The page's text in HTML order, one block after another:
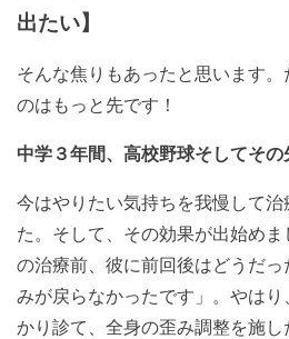
出たい】
そんな焦りもあったと思います
のはもっと先です！
中学３年間、高校野球そしてそ
今はやりたい気持ちを我慢して
た。 そして、その効果が出始めま
の治療前、彼に前回後はどうだっ
みが戻らなかったです」。 やはり
かり診て、全身の歪み調整を施し